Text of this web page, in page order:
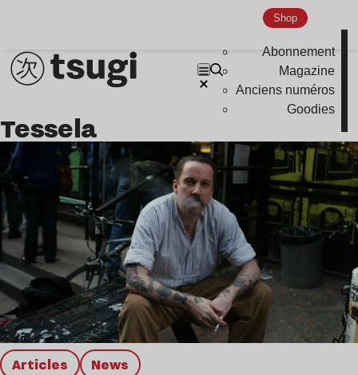
Shop
Abonnement
Magazine
Anciens numéros
Goodies
Tessela
Articles news